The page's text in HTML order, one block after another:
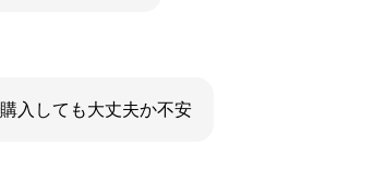
入しても大丈夫か不安